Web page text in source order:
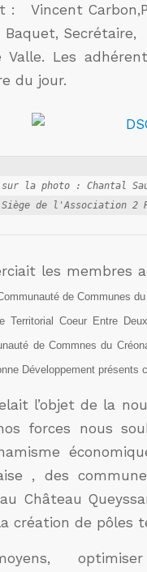
: Vincent
Valle. Les
du jour.
la photo : Chantal
les membres
de Communes
Territorial Coeur Entre
de Commnes du
Développement présents
l’objet de la
forces nous
, des
Château
création de pôles